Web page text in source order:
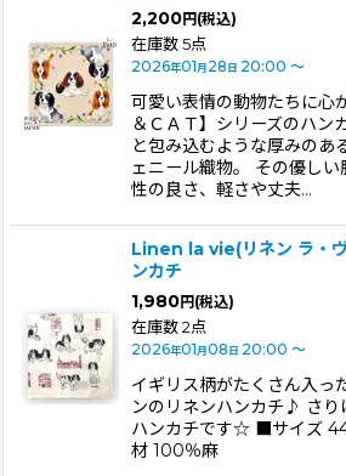
2,200円 (税込)
在庫数 5点
2026年01月28日 20:00 ～
可愛い表情の動物たちに心
＆ＣＡＴ】シリーズのハン
と包み込むような厚みのあ
ェニール織物。 その優し
性の良さ、軽さや丈夫…
Linen la vie(リネン ラ・
ンカチ
1,980円 (税込)
在庫数 2点
2026年01月08日 20:00 ～
イギリス柄がたくさん入っ
ンのリネンハンカチ♪ さり
ハンカチです☆ ■サイズ
材 100％麻